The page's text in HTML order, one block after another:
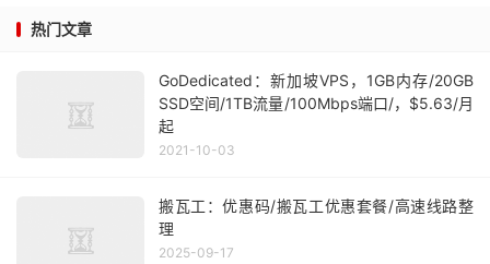
热门文章
GoDedicated：新加坡VPS，1GB内存/20GB
SSD空间/1TB流量/100Mbps端口/，$5.63/月
起
2021-10-03
搬瓦工：优惠码/搬瓦工优惠套餐/高速线路整
理
2025-09-17